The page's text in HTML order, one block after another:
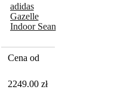
adidas
Gazelle
Indoor Sean
Hemp
Green
Cena od
2249.00 zł